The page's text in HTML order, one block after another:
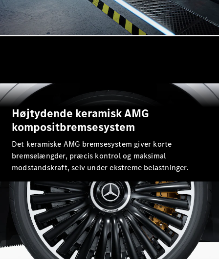
Shooting
Brake
C-Klasse
Stationcar
Mercedes-
Benz Online
Showroom
Hatchback
A-Klasse
Hatchback
Konfigurator
Højtydende keramisk AMG
kompositbremsesystem
Det keramiske AMG bremsesystem giver korte
bremselængder, præcis kontrol og maksimal
modstandskraft, selv under ekstreme belastninger.